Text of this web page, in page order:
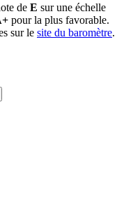
de E sur une échelle
pour la plus favorable.
sur le site du baromètre.